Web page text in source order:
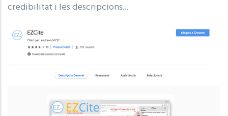
credibilitat i les descripcions...